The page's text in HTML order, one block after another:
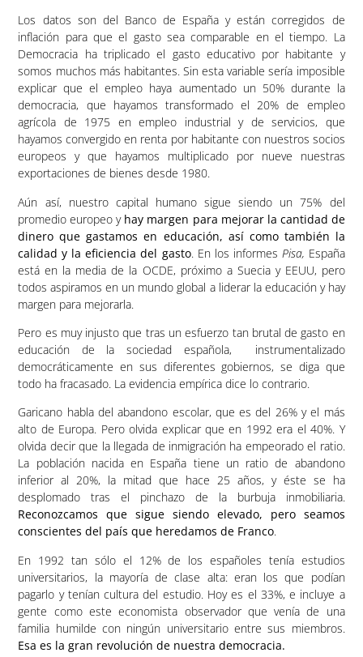
Los datos son del Banco de España y están corregidos de
inflación para que el gasto sea comparable en el tiempo. La
Democracia ha triplicado el gasto educativo por habitante y
somos muchos más habitantes. Sin esta variable sería imposible
explicar que el empleo haya aumentado un 50% durante la
democracia, que hayamos transformado el 20% de empleo
agrícola de 1975 en empleo industrial y de servicios, que
hayamos convergido en renta por habitante con nuestros socios
europeos y que hayamos multiplicado por nueve nuestras
exportaciones de bienes desde 1980.
Aún así, nuestro capital humano sigue siendo un 75% del
promedio europeo y hay margen para mejorar la cantidad de
dinero que gastamos en educación, así como también la
calidad y la eficiencia del gasto. En los informes Pisa, España
está en la media de la OCDE, próximo a Suecia y EEUU, pero
todos aspiramos en un mundo global a liderar la educación y hay
margen para mejorarla.
Pero es muy injusto que tras un esfuerzo tan brutal de gasto en
educación de la sociedad española, instrumentalizado
democráticamente en sus diferentes gobiernos, se diga que
todo ha fracasado. La evidencia empírica dice lo contrario.
Garicano habla del abandono escolar, que es del 26% y el más
alto de Europa. Pero olvida explicar que en 1992 era el 40%. Y
olvida decir que la llegada de inmigración ha empeorado el ratio.
La población nacida en España tiene un ratio de abandono
inferior al 20%, la mitad que hace 25 años, y éste se ha
desplomado tras el pinchazo de la burbuja inmobiliaria.
Reconozcamos que sigue siendo elevado, pero seamos
conscientes del país que heredamos de Franco.
En 1992 tan sólo el 12% de los españoles tenía estudios
universitarios, la mayoría de clase alta: eran los que podían
pagarlo y tenían cultura del estudio. Hoy es el 33%, e incluye a
gente como este economista observador que venía de una
familia humilde con ningún universitario entre sus miembros.
Esa es la gran revolución de nuestra democracia.